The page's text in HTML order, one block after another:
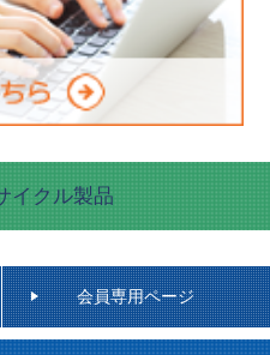
イクル製品
会員専用ページ